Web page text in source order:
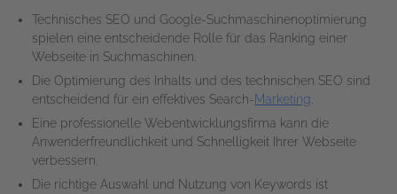
Technisches SEO und Google-Suchmaschinenoptimierung
spielen eine entscheidende Rolle für das Ranking einer
Webseite in Suchmaschinen.
Die Optimierung des Inhalts und des technischen SEO sind
entscheidend für ein effektives Search-Marketing
Eine professionelle Webentwicklungsfirma kann die
Anwenderfreundlichkeit und Schnelligkeit Ihrer Webseite
verbessern.
Die richtige Auswahl und Nutzung von Keywords ist